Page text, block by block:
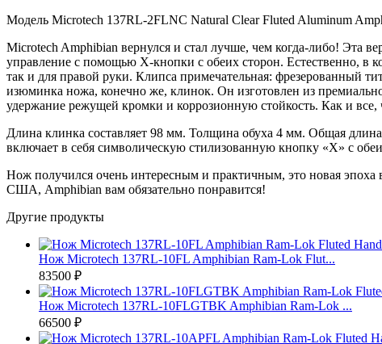
Модель Microtech 137RL-2FLNC Natural Clear Fluted Aluminum
Microtech Amphibian вернулся и стал лучше, чем когда-либо! Эта
управление с помощью X-кнопки с обеих сторон. Естественно, в
так и для правой руки. Клипса примечательная: фрезерованный
изюминка ножа, конечно же, клинок. Он изготовлен из
удержание режущей кромки и коррозионную стойкость. Как и
Длина клинка составляет 98 мм. Толщина обуха 4 мм. Общая
включает в себя символическую стилизованную кнопку «X» с
Нож получился очень интересным и практичным, это новая
США, Amphibian вам обязательно понравится!
Другие продукты
Нож Microtech 137RL-10FL Amphibian Ram-Lok Flut...
83500 ₽
Нож Microtech 137RL-10FLGTBK Amphibian Ram-Lok ...
66500 ₽